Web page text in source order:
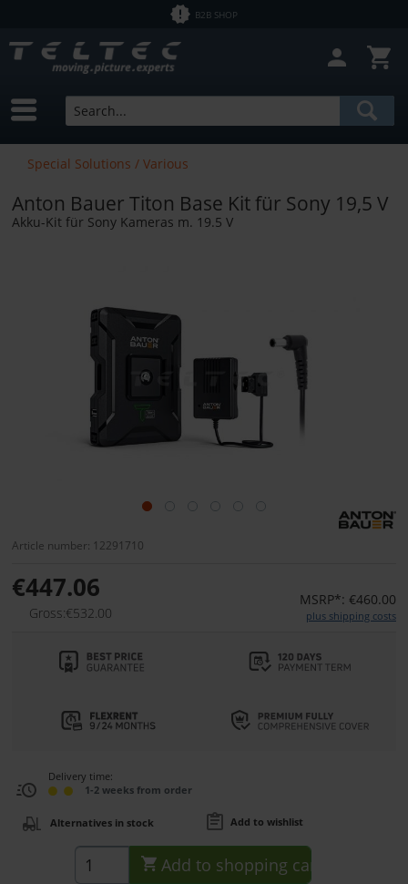
B2B SHOP
Special Solutions / Various
Anton Bauer Titon Base Kit für Sony 19,5 V
Akku-Kit für Sony Kameras m. 19.5 V
Article number: 12291710
€447.06
Gross:€532.00
MSRP*: €460.00
plus shipping costs
Delivery time:
1-2 weeks from order
Alternatives in stock Add to wishlist
Add to shopping cart